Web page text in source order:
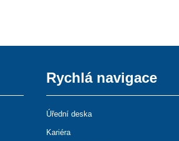
Rychlá navigace
Úřední deska
Kariéra